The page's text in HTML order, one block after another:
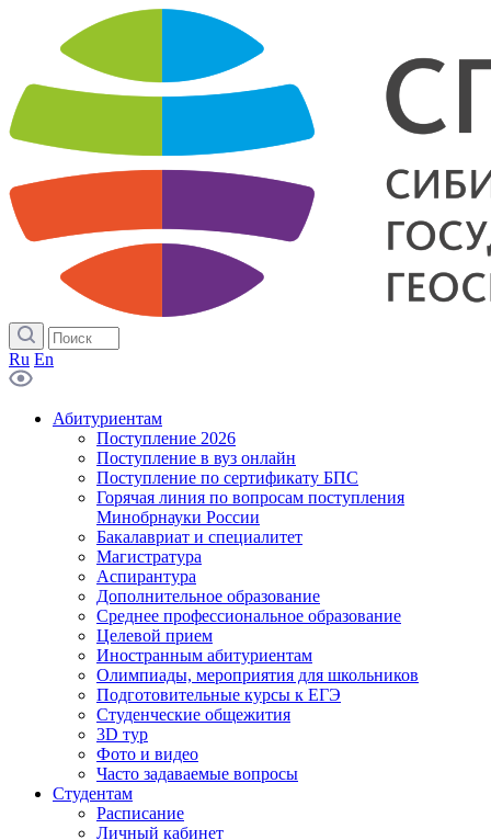
Ru En
Абитуриентам
Поступление 2026
Поступление в вуз онлайн
Поступление по сертификату БПС
Горячая линия по вопросам поступления
Минобрнауки России
Бакалавриат и специалитет
Магистратура
Аспирантура
Дополнительное образование
Среднее профессиональное образование
Целевой прием
Иностранным абитуриентам
Олимпиады, мероприятия для школьников
Подготовительные курсы к ЕГЭ
Студенческие общежития
3D тур
Фото и видео
Часто задаваемые вопросы
Студентам
Расписание
Личный кабинет